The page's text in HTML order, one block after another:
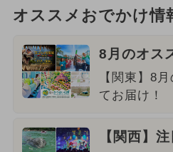
オススメおでかけ情
8月のオス
【関東】8
てお届け！
【関西】